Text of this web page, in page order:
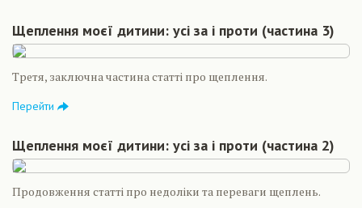
Щеплення моєї дитини: усі за і проти (частина 3)
Третя, заключна частина статті про щеплення.
Перейти
Щеплення моєї дитини: усі за і проти (частина 2)
Продовження статті про недоліки та переваги щеплень.